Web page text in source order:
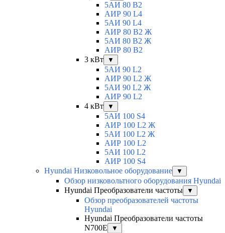
5АИ 80 B2
АИР 90 L4
5АИ 90 L4
АИР 80 В2 Ж
5АИ 80 В2 Ж
АИР 80 B2
3 кВт
▼
5АИ 90 L2
АИР 90 L2 Ж
5АИ 90 L2 Ж
АИР 90 L2
4 кВт
▼
5АИ 100 S4
АИР 100 L2 Ж
5АИ 100 L2 Ж
АИР 100 L2
5АИ 100 L2
АИР 100 S4
Hyundai Низковольное оборудование
▼
Обзор низковольтного оборудования Hyundai
Hyundai Преобразователи частоты
▼
Обзор преобразователей частоты
Hyundai
Hyundai Преобразователи частоты
N700E
▼